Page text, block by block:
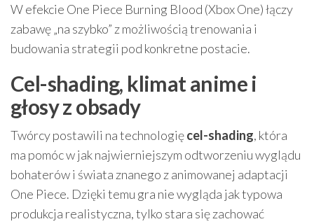
W efekcie One Piece Burning Blood (Xbox One) łączy
zabawę „na szybko” z możliwością trenowania i
budowania strategii pod konkretne postacie.
Cel-shading, klimat anime i
głosy z obsady
Twórcy postawili na technologięcel-shading, która
ma pomóc w jak najwierniejszym odtworzeniu wyglądu
bohaterów i świata znanego z animowanej adaptacji
One Piece. Dzięki temu gra nie wygląda jak typowa
produkcja realistyczna, tylko stara się zachować